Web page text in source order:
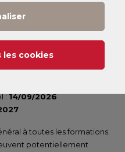
:14/09/2026
:14/09/2026
à toutes les formations.
potentiellement
cookies